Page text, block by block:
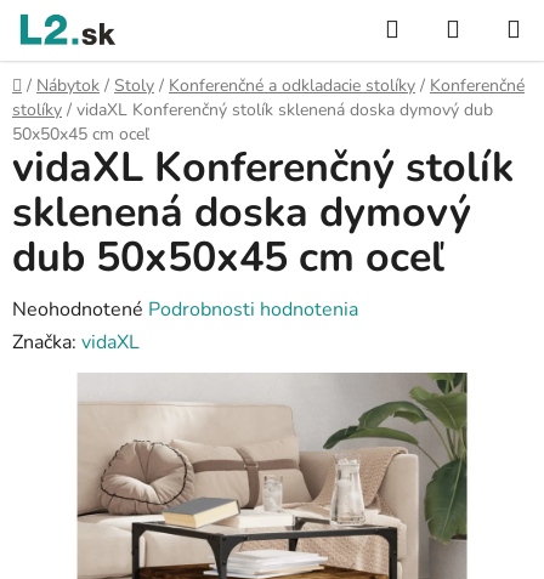
Prejsť
obsah
Hľadať
KOŠÍK
Domov
/ Nábytok / Stoly / Konferenčné a odkladacie stolíky / Konferenčné
stolíky / vidaXL Konferenčný stolík sklenená doska dymový dub
50x50x45 cm oceľ
vidaXL Konferenčný stolík
sklenená doska dymový
dub 50x50x45 cm oceľ
Priemerné
hodnotenie
produktu
Neohodnotené Podrobnosti hodnotenia
Značka: vidaXL